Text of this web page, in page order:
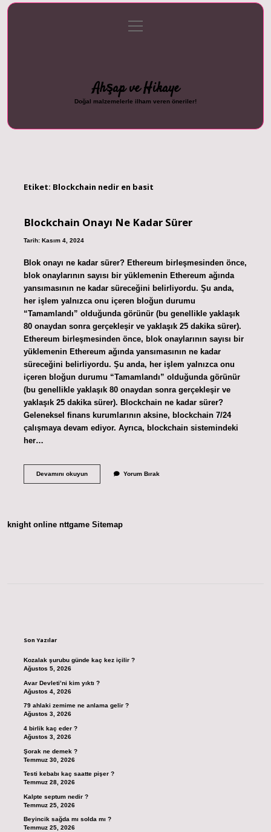
Gizlilik Politikası
menüyü
aç
Ahşap ve Hikaye
Doğal malzemelerle ilham veren öneriler!
Etiket: Blockchain nedir en basit
Blockchain Onayı Ne Kadar Sürer
Tarih: Kasım 4, 2024
Blok onayı ne kadar sürer? Ethereum birleşmesinden önce,
blok onaylarının sayısı bir yüklemenin Ethereum ağında
yansımasının ne kadar süreceğini belirliyordu. Şu anda,
her işlem yalnızca onu içeren bloğun durumu
“Tamamlandı” olduğunda görünür (bu genellikle yaklaşık
80 onaydan sonra gerçekleşir ve yaklaşık 25 dakika sürer).
Ethereum birleşmesinden önce, blok onaylarının sayısı bir
yüklemenin Ethereum ağında yansımasının ne kadar
süreceğini belirliyordu. Şu anda, her işlem yalnızca onu
içeren bloğun durumu “Tamamlandı” olduğunda görünür
(bu genellikle yaklaşık 80 onaydan sonra gerçekleşir ve
yaklaşık 25 dakika sürer). Blockchain ne kadar sürer?
Geleneksel finans kurumlarının aksine, blockchain 7/24
çalışmaya devam ediyor. Ayrıca, blockchain sistemindeki
her…
Devamını okuyunBlockchain Yorum Bırak
knight online nttgame Sitemap
Son Yazılar
Kozalak şurubu günde kaç kez içilir ?
Ağustos 5, 2026
Avar Devleti’ni kim yıktı ?
Ağustos 4, 2026
79 ahlaki zemime ne anlama gelir ?
Ağustos 3, 2026
4 birlik kaç eder ?
Ağustos 3, 2026
Şorak ne demek ?
Temmuz 30, 2026
Testi kebabı kaç saatte pişer ?
Temmuz 28, 2026
Kalpte septum nedir ?
Temmuz 25, 2026
Beyincik sağda mı solda mı ?
Temmuz 25, 2026